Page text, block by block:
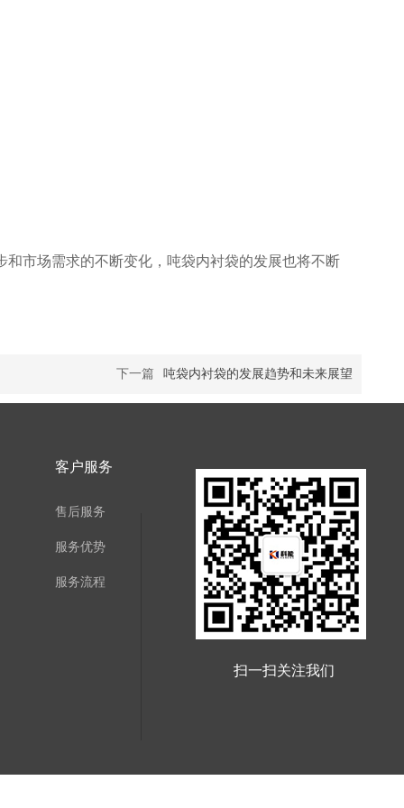
市场需求的不断变化，吨袋内衬袋的发展也将不断
下一篇 吨袋内衬袋的发展趋势和未来展望
客户服务
售后服务
服务优势
服务流程
扫一扫关注我们